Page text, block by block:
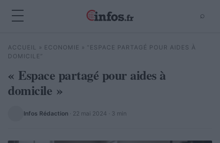
⌕
Rechercher ⌕
ACCUEIL » ECONOMIE » “ESPACE PARTAGÉ POUR AIDES À
DOMICILE”
« Espace partagé pour aides à
domicile »
Infos Rédaction · 22 mai 2024 · 3 min